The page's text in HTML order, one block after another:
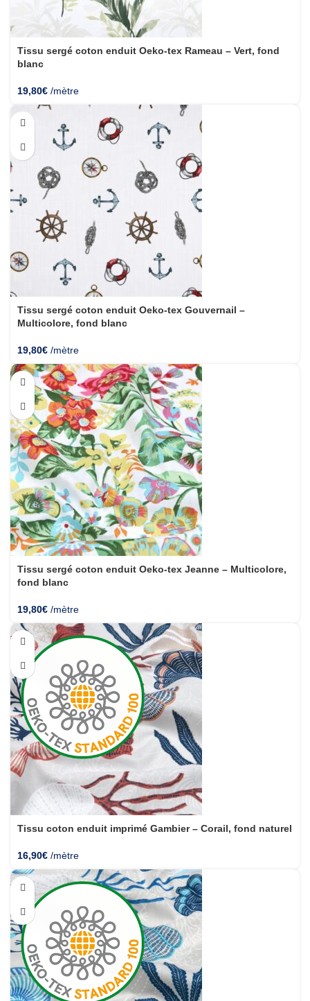
Tissu sergé coton enduit Oeko-tex Rameau – Vert, fond
blanc
19,80€ /mètre
Tissu sergé coton enduit Oeko-tex Gouvernail –
Multicolore, fond blanc
19,80€ /mètre
Tissu sergé coton enduit Oeko-tex Jeanne – Multicolore,
fond blanc
19,80€ /mètre
Tissu coton enduit imprimé Gambier – Corail, fond naturel
16,90€ /mètre